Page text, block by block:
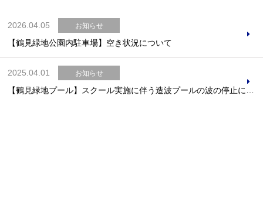
Portugues
2026.04.05 お知らせ
【鶴見緑地公園内駐車場】空き状況について
2025.04.01 お知らせ